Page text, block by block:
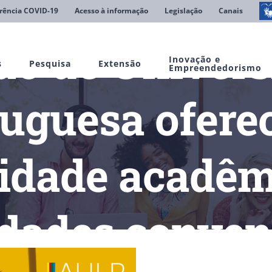
COVID-19 Acesso à informação Legislação Canais
Pesquisa Extensão Inovação e
Empreendedorismo
de
de Língua Portuguesa oferece programa de Mobilidade